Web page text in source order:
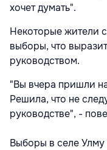
хочет думать".
Некоторые жители
выборы, что
руководством.
"Вы вчера пришли
Решила, что не
руководстве", -
Выборы в селе